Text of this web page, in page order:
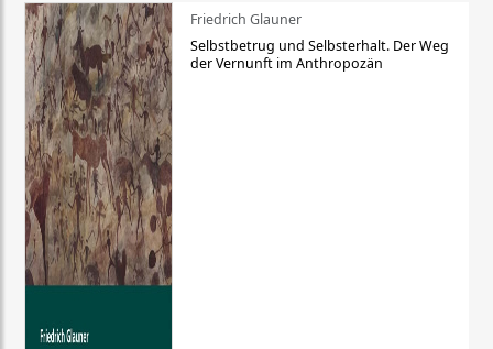
Friedrich Glauner
Selbstbetrug und Selbsterhalt. Der Weg
der Vernunft im Anthropozän